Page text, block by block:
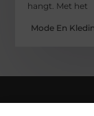
hangt. Met het
Mode En